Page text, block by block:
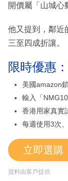
開價屬「山城心
他又提到，鄰近
三至四成折讓。
限時優惠
美國amazon
輸入「
香港用家真實
每週使用3次
立即選購
資料由客戶提供